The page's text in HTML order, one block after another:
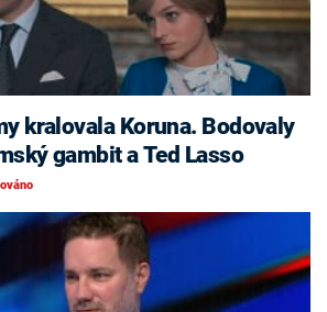
gambit a Ted Lasso